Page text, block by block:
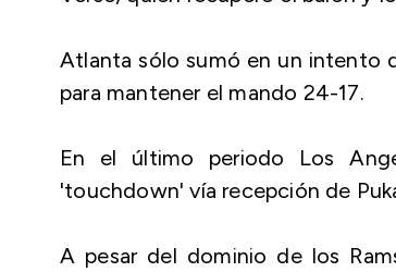
Atlanta sólo sumó en un intento
para mantener el mando 24-17.
En el último periodo Los
'touchdown' vía recepción de
A pesar del dominio de los